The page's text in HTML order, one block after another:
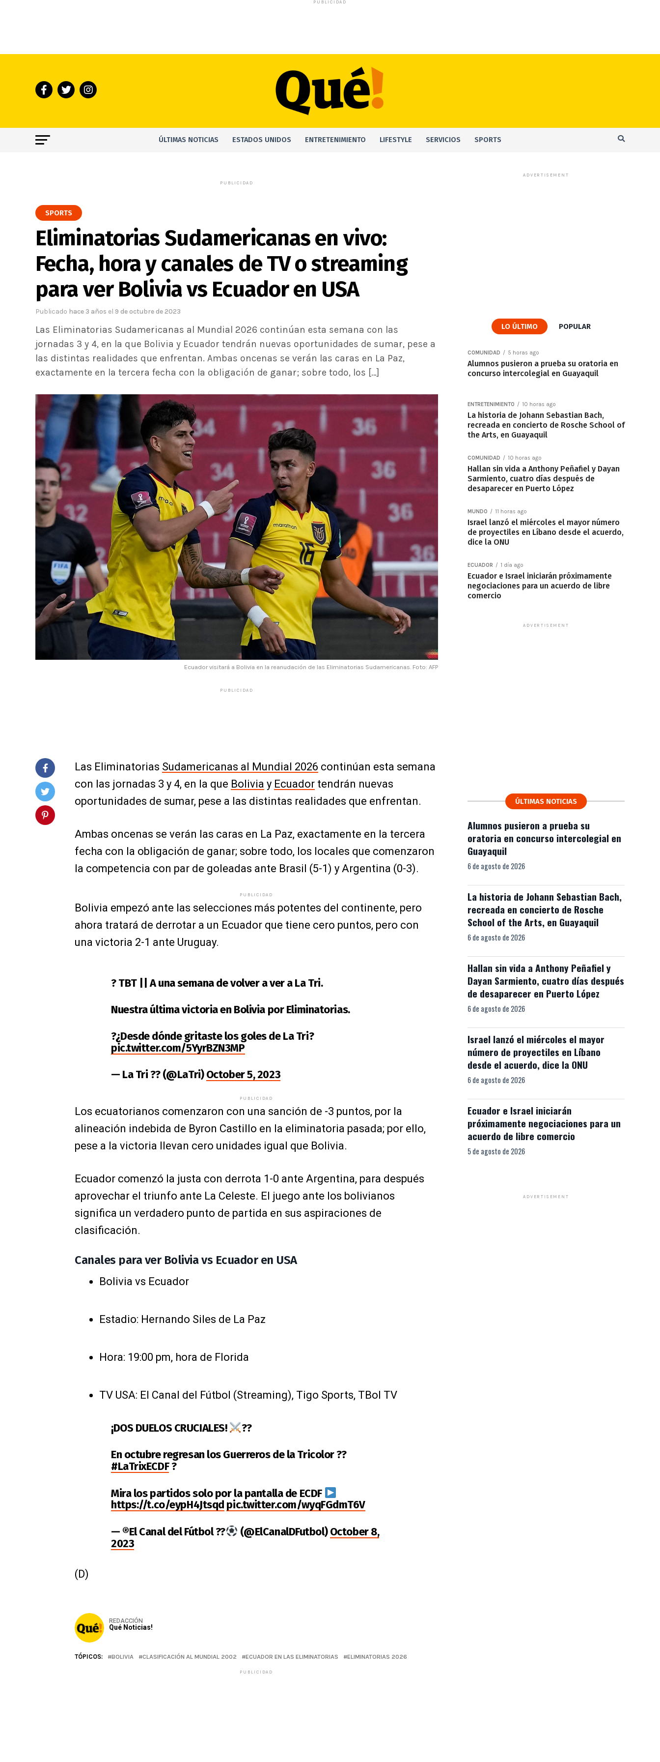
PUBLICIDAD
ÚLTIMAS NOTICIAS ESTADOS UNIDOS ENTRETENIMIENTO LIFESTYLE SERVICIOS SPORTS
PUBLICIDAD
SPORTS
Eliminatorias Sudamericanas en vivo:
Fecha, hora y canales de TV o streaming
para ver Bolivia vs Ecuador en USA
Publicado hace 3 años el 9 de octubre de 2023
Las Eliminatorias Sudamericanas al Mundial 2026 continúan esta semana con las
jornadas 3 y 4, en la que Bolivia y Ecuador tendrán nuevas oportunidades de sumar, pese a
las distintas realidades que enfrentan. Ambas oncenas se verán las caras en La Paz,
exactamente en la tercera fecha con la obligación de ganar; sobre todo, los […]
Ecuador visitará a Bolivia en la reanudación de las Eliminatorias Sudamericanas. Foto: AFP
PUBLICIDAD
Las Eliminatorias Sudamericanas al Mundial 2026 continúan esta semana
con las jornadas 3 y 4, en la que Bolivia y Ecuador tendrán nuevas
oportunidades de sumar, pese a las distintas realidades que enfrentan.
Ambas oncenas se verán las caras en La Paz, exactamente en la tercera
fecha con la obligación de ganar; sobre todo, los locales que comenzaron
la competencia con par de goleadas ante Brasil (5-1) y Argentina (0-3).
PUBLICIDAD
Bolivia empezó ante las selecciones más potentes del continente, pero
ahora tratará de derrotar a un Ecuador que tiene cero puntos, pero con
una victoria 2-1 ante Uruguay.
? TBT || A una semana de volver a ver a La Tri.
Nuestra última victoria en Bolivia por Eliminatorias.
?¿Desde dónde gritaste los goles de La Tri?
pic.twitter.com/5YyrBZN3MP
— La Tri ?? (@LaTri)October 5, 2023
PUBLICIDAD
Los ecuatorianos comenzaron con una sanción de -3 puntos, por la
alineación indebida de Byron Castillo en la eliminatoria pasada; por ello,
pese a la victoria llevan cero unidades igual que Bolivia.
Ecuador comenzó la justa con derrota 1-0 ante Argentina, para después
aprovechar el triunfo ante La Celeste. El juego ante los bolivianos
significa un verdadero punto de partida en sus aspiraciones de
clasificación.
Canales para ver Bolivia vs Ecuador en USA
Bolivia vs Ecuador
Estadio: Hernando Siles de La Paz
Hora: 19:00 pm, hora de Florida
TV USA: El Canal del Fútbol (Streaming), Tigo Sports, TBol TV
¡DOS DUELOS CRUCIALES!
??
En octubre regresan los Guerreros de la Tricolor ??
#LaTrixECDF?
Mira los partidos solo por la pantalla de ECDF
https://t.co/eypH4Jtsqd pic.twitter.com/wyqFGdmT6V
— ®El Canal del Fútbol ?? (@ElCanalDFutbol)October 8,
2023
(D)
REDACCIÓN
Qué Noticias!
TÓPICOS: BOLIVIA CLASIFICACIÓN AL MUNDIAL 2002 ECUADOR EN LAS ELIMINATORIAS ELIMINATORIAS 2026
PUBLICIDAD
ADVERTISEMENT
LO ÚLTIMO POPULAR
COMUNIDAD 5 horas ago
Alumnos pusieron a prueba su oratoria en
concurso intercolegial en Guayaquil
ENTRETENIMIENTO 10 horas ago
La historia de Johann Sebastian Bach,
recreada en concierto de Rosche School of
the Arts, en Guayaquil
COMUNIDAD 10 horas ago
Hallan sin vida a Anthony Peñafiel y Dayan
Sarmiento, cuatro días después de
desaparecer en Puerto López
MUNDO 11 horas ago
Israel lanzó el miércoles el mayor número
de proyectiles en Líbano desde el acuerdo,
dice la ONU
ECUADOR 1 día ago
Ecuador e Israel iniciarán próximamente
negociaciones para un acuerdo de libre
comercio
ADVERTISEMENT
ÚLTIMAS NOTICIAS
Alumnos pusieron a prueba su
oratoria en concurso intercolegial en
Guayaquil
6 de agosto de 2026
La historia de Johann Sebastian Bach,
recreada en concierto de Rosche
School of the Arts, en Guayaquil
6 de agosto de 2026
Hallan sin vida a Anthony Peñafiel y
Dayan Sarmiento, cuatro días después
de desaparecer en Puerto López
6 de agosto de 2026
Israel lanzó el miércoles el mayor
número de proyectiles en Líbano
desde el acuerdo, dice la ONU
6 de agosto de 2026
Ecuador e Israel iniciarán
próximamente negociaciones para un
acuerdo de libre comercio
5 de agosto de 2026
ADVERTISEMENT